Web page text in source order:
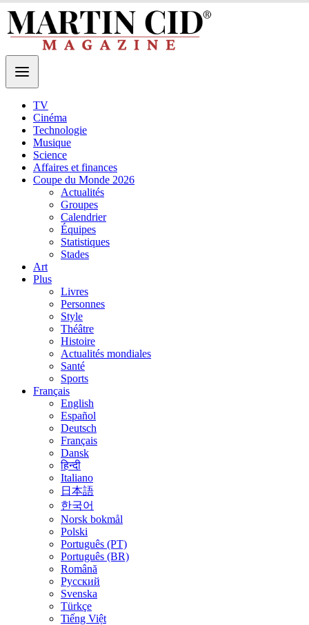
TV
Cinéma
Technologie
Musique
Science
Affaires et finances
Coupe du Monde 2026
Actualités
Groupes
Calendrier
Équipes
Statistiques
Stades
Art
Plus
Livres
Personnes
Style
Théâtre
Histoire
Actualités mondiales
Santé
Sports
Français
English
Español
Deutsch
Français
Dansk
हिन्दी
Italiano
日本語
한국어
Norsk bokmål
Polski
Português (PT)
Português (BR)
Română
Русский
Svenska
Türkçe
Tiếng Việt